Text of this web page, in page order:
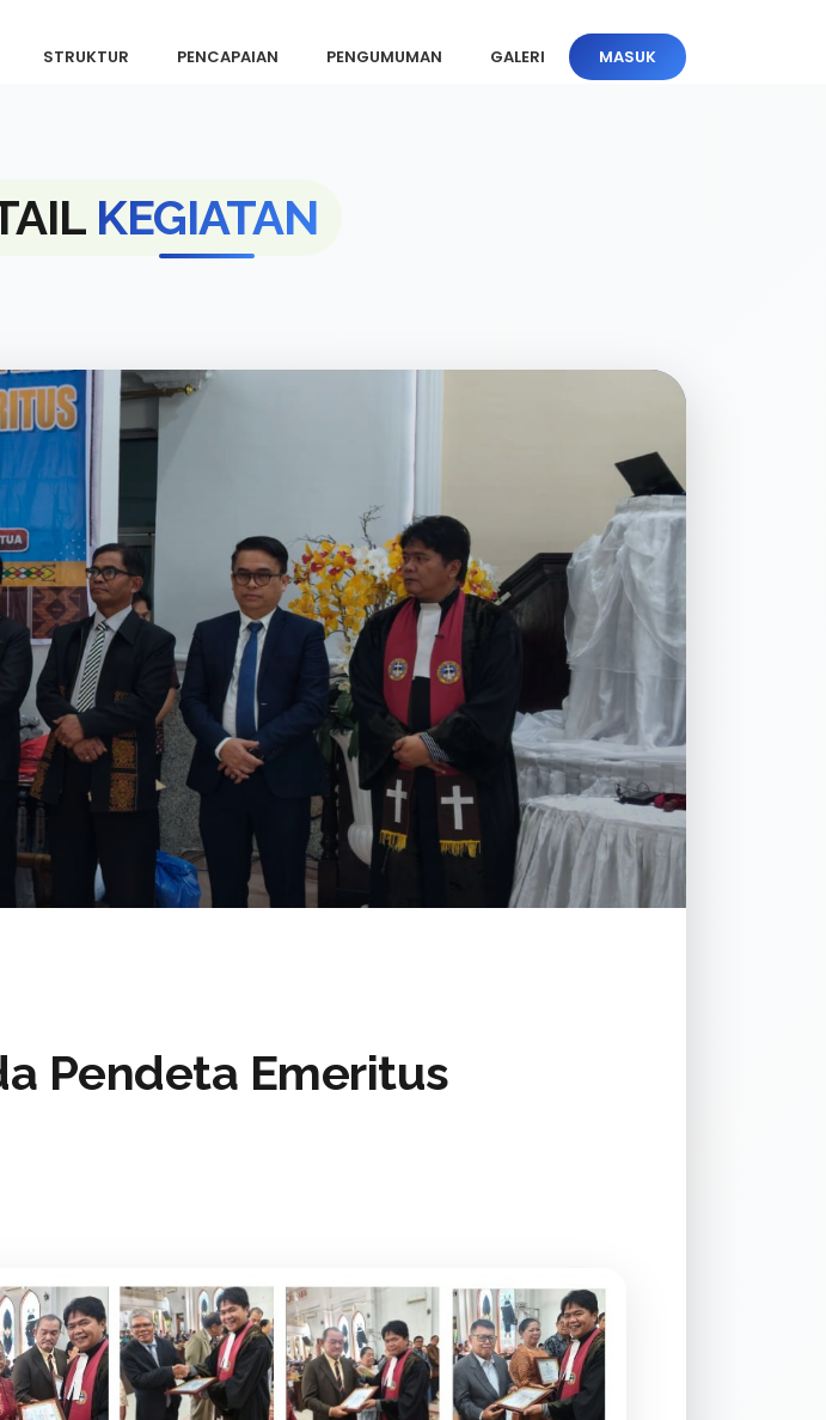
STRUKTUR PENCAPAIAN PENGUMUMAN GALERI MASUK
KEGIATAN
Pendeta Emeritus